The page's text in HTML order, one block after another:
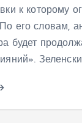
к которому
его словам,
будет